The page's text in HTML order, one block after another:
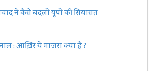
ने कैसे बदली यूपी की सियासत
: आख़िर ये माजरा क्या है ?